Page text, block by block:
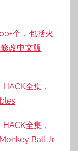
个，包括火
改中文版
全集，
全集，
Ball Jr